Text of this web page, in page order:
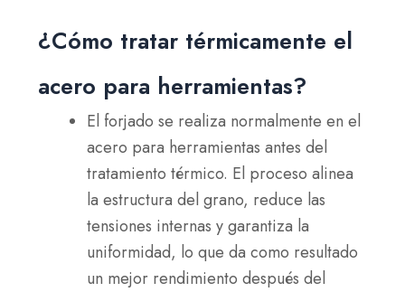
¿Cómo tratar térmicamente el
acero para herramientas?
El forjado se realiza normalmente en el
acero para herramientas antes del
tratamiento térmico. El proceso alinea
la estructura del grano, reduce las
tensiones internas y garantiza la
uniformidad, lo que da como resultado
un mejor rendimiento después del